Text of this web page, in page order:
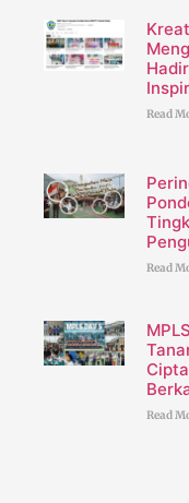
Read
Read
Read